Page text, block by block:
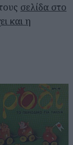
σελίδα στο
και η